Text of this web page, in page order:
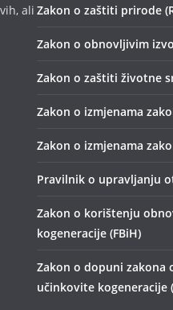
ali Zakon o zaštiti prirode
Zakon o obnovljivim
Zakon o zaštiti životne
Zakon o izmjenama
Zakon o izmjenama
Pravilnik o upravljanju
Zakon o korištenju
kogeneracije (FBiH)
Zakon o dopuni
učinkovite kogeneracije